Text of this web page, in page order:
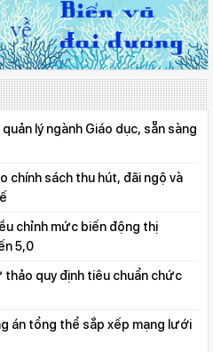
lý ngành Giáo dục, sẵn sàng
chính sách thu hút, đãi ngộ và
chỉnh mức biến động thị
5,0
quy định tiêu chuẩn chức
án tổng thể sắp xếp mạng lưới